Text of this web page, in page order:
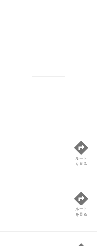
ルート
を見る
ルート
を見る